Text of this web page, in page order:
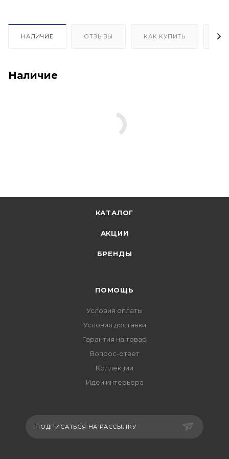
НАЛИЧИЕ ОТЗЫВЫ КАК КУПИТЬ
Наличие
КАТАЛОГ
АКЦИИ
БРЕНДЫ
ПОМОЩЬ
Условия оплаты
Условия доставки
Гарантия на товар
Вопрос-ответ
Коллекции
Идеи интерьера
ПОДПИСАТЬСЯ НА РАССЫЛКУ